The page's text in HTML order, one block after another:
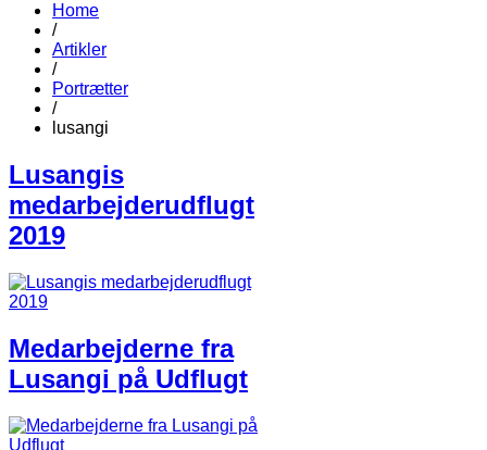
Home
/
Artikler
/
Portrætter
/
lusangi
Lusangis
medarbejderudflugt
2019
Medarbejderne fra
Lusangi på Udflugt